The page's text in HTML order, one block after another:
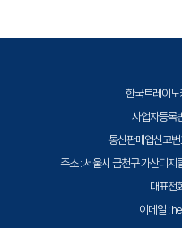
- Power
- Power
- Power
- Power Platform
지침을 어떻게 지
- Power
한국트레이노
사업자등
통신판매업신고
주소 : 서울시 금천구 가산디
대표
이메일 :